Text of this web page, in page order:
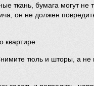
бумага могут не
он не должен
квартире.
тюль и шторы, а